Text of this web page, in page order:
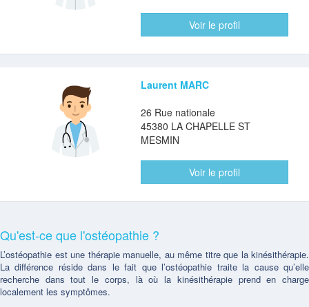
Voir le profil
Laurent MARC
26 Rue nationale
45380 LA CHAPELLE ST
MESMIN
Voir le profil
Qu'est-ce que l'ostéopathie ?
L’ostéopathie est une thérapie manuelle, au même titre que la kinésithérapie.
La différence réside dans le fait que l’ostéopathie traite la cause qu’elle
recherche dans tout le corps, là où la kinésithérapie prend en charge
localement les symptômes.